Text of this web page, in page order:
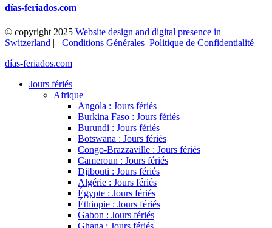
días-feriados.com
© copyright 2025 Website design and digital presence in
Switzerland | Conditions Générales Politique de Confidentialité
días-feriados.com
Jours fériés
Afrique
Angola : Jours fériés
Burkina Faso : Jours fériés
Burundi : Jours fériés
Botswana : Jours fériés
Congo-Brazzaville : Jours fériés
Cameroun : Jours fériés
Djibouti : Jours fériés
Algérie : Jours fériés
Égypte : Jours fériés
Éthiopie : Jours fériés
Gabon : Jours fériés
Ghana : Jours fériés